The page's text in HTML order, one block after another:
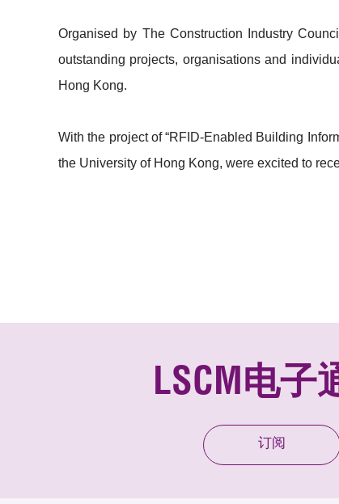
Organised by The Construction Industry
outstanding projects, organisations and
Hong Kong.
With the project of “RFID-Enabled Building
the University of Hong Kong, were excited to
LSCM电子
订阅